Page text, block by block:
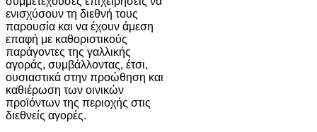
ενισχύσουν τη διεθνή τους
παρουσία και να έχουν άμεση
επαφή με καθοριστικούς
παράγοντες της γαλλικής
αγοράς, συμβάλλοντας, έτσι,
ουσιαστικά στην προώθηση και
καθιέρωση των οινικών
προϊόντων της περιοχής στις
διεθνείς αγορές.